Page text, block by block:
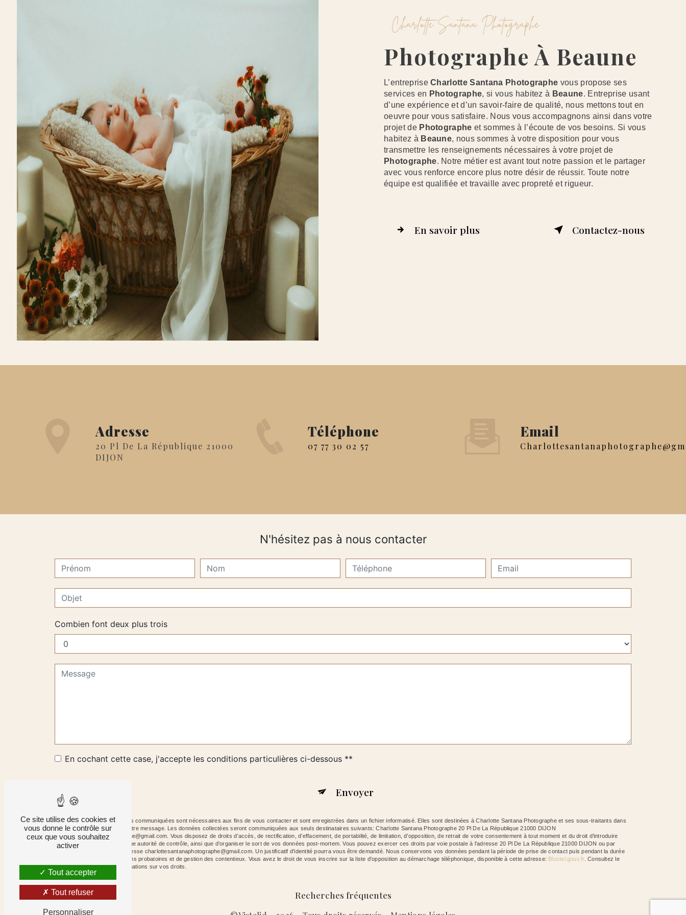
Charlotte Santana Photographe
Photographe À Beaune
L’entrepriseCharlotte Santana Photographe vous propose ses
services en Photographe, si vous habitez à Beaune. Entreprise usant
d’une expérience et d’un savoir-faire de qualité, nous mettons tout en
oeuvre pour vous satisfaire. Nous vous accompagnons ainsi dans votre
projet de Photographe et sommes à l’écoute de vos besoins. Si vous
habitez à Beaune, nous sommes à votre disposition pour vous
transmettre les renseignements nécessaires à votre projet de
Photographe. Notre métier est avant tout notre passion et le partager
avec vous renforce encore plus notre désir de réussir. Toute notre
équipe est qualifiée et travaille avec propreté et rigueur.
En savoir plus Contactez-nous
Adresse
20 Pl De La République 21000
DIJON
Téléphone
07 77 30 02 57
Email
N'hésitez pas à nous contacter
Combien font deux plus trois
En cochant cette case, j'accepte les conditions particulières ci-dessous **
Envoyer
** Les données personnelles communiquées sont nécessaires aux fins de vous contacter et sont enregistrées dans un fichier informatisé. Elles sont destinées à Charlotte Santana Photographe et ses sous-traitants dans
le seul but de répondre à votre message. Les données collectées seront communiquées aux seuls destinataires suivants: Charlotte Santana Photographe 20 Pl De La République 21000 DIJON
charlottesantanaphotographe@gmail.com. Vous disposez de droits d’accès, de rectification, d’effacement, de portabilité, de limitation, d’opposition, de retrait de votre consentement à tout moment et du droit d’introduire
une réclamation auprès d’une autorité de contrôle, ainsi que d’organiser le sort de vos données post-mortem. Vous pouvez exercer ces droits par voie postale à l'adresse 20 Pl De La République 21000 DIJON ou par
courrier électronique à l'adresse charlottesantanaphotographe@gmail.com. Un justificatif d'identité pourra vous être demandé. Nous conservons vos données pendant la période de prise de contact puis pendant la durée
de prescription légale aux fins probatoires et de gestion des contentieux. Vous avez le droit de vous inscrire sur la liste d'opposition au démarchage téléphonique, disponible à cette adresse:
Bloctel.gouv.fr. Consultez le
site cnil.fr pour plus d’informations sur vos droits.
Recherches fréquentes
Ce site utilise des cookies et
vous donne le contrôle sur
ceux que vous souhaitez
activer
Tout accepter
Tout refuser
Personnaliser